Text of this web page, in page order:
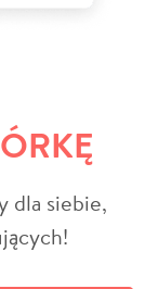
dla siebie,